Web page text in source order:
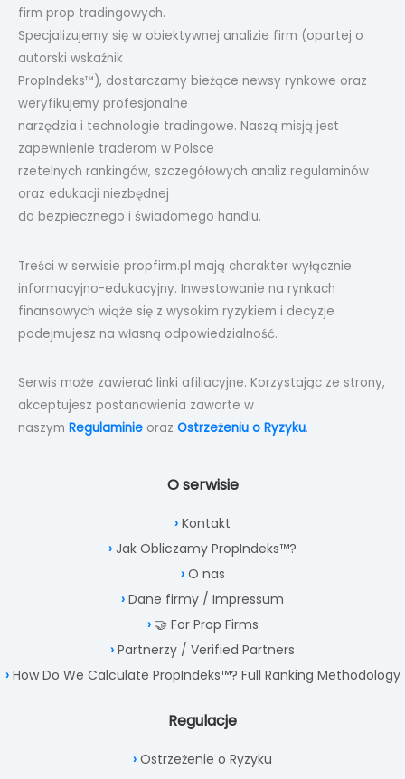
firm prop tradingowych.
Specjalizujemy się w obiektywnej analizie firm (opartej o
autorski wskaźnik
PropIndeks™), dostarczamy bieżące newsy rynkowe oraz
weryfikujemy profesjonalne
narzędzia i technologie tradingowe. Naszą misją jest
zapewnienie traderom w Polsce
rzetelnych rankingów, szczegółowych analiz regulaminów
oraz edukacji niezbędnej
do bezpiecznego i świadomego handlu.
Treści w serwisie propfirm.pl mają charakter wyłącznie
informacyjno-edukacyjny. Inwestowanie na rynkach
finansowych wiąże się z wysokim ryzykiem i decyzje
podejmujesz na własną odpowiedzialność.
Serwis może zawierać linki afiliacyjne. Korzystając ze strony,
akceptujesz postanowienia zawarte w
naszym Regulaminie oraz Ostrzeżeniu o Ryzyku.
O serwisie
Kontakt
Jak Obliczamy PropIndeks™?
O nas
Dane firmy / Impressum
🤝 For Prop Firms
Partnerzy / Verified Partners
How Do We Calculate PropIndeks™? Full Ranking Methodology
Regulacje
Ostrzeżenie o Ryzyku